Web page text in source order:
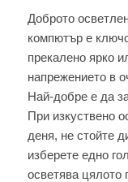
Доброто
компютър е
прекалено ярко
напрежението в
Най-добре е да
При изкуствено
деня, не стойте
изберете едно
осветява цялото